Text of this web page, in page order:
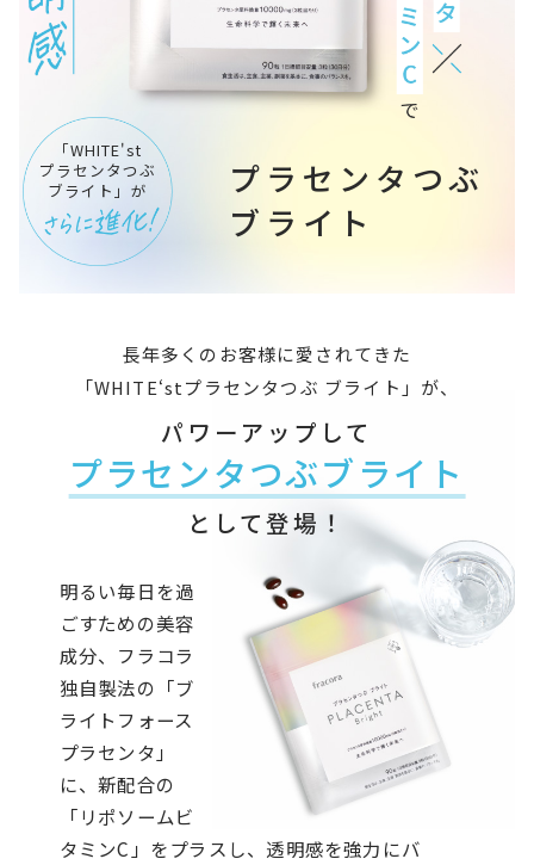
「WHITE'st
プラセンタつぶ
ブライト」が
プラセンタつぶ
ブライト
長年多くのお客様に愛されてきた
「WHITE‘stプラセンタつぶ ブライト」が、
パワーアップして
プラセンタつぶブライト
として登場！
明るい毎日を過
ごすための美容
成分、フラコラ
独自製法の「ブ
ライトフォース
プラセンタ」
に、新配合の
「リポソームビ
タミンC」をプラスし、透明感を強力にバ